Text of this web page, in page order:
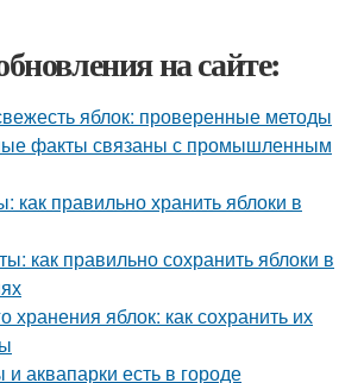
на сайте:
яблок: проверенные методы
факты связаны с промышленным
как правильно хранить яблоки в
как правильно сохранить яблоки в
хранения яблок: как сохранить их
аквапарки есть в городе